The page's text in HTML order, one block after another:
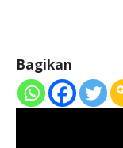
Bagikan